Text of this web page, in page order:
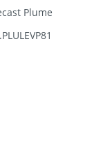
Plume